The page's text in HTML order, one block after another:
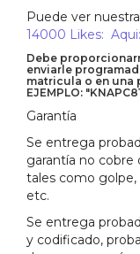
Puede ver
14000 Likes: Aqui:
Debe
enviarle
matricula o en una
EJEMPLO:
Garantía
Se entrega
garantía no cobre
tales como
etc.
Se entrega
y codificado,